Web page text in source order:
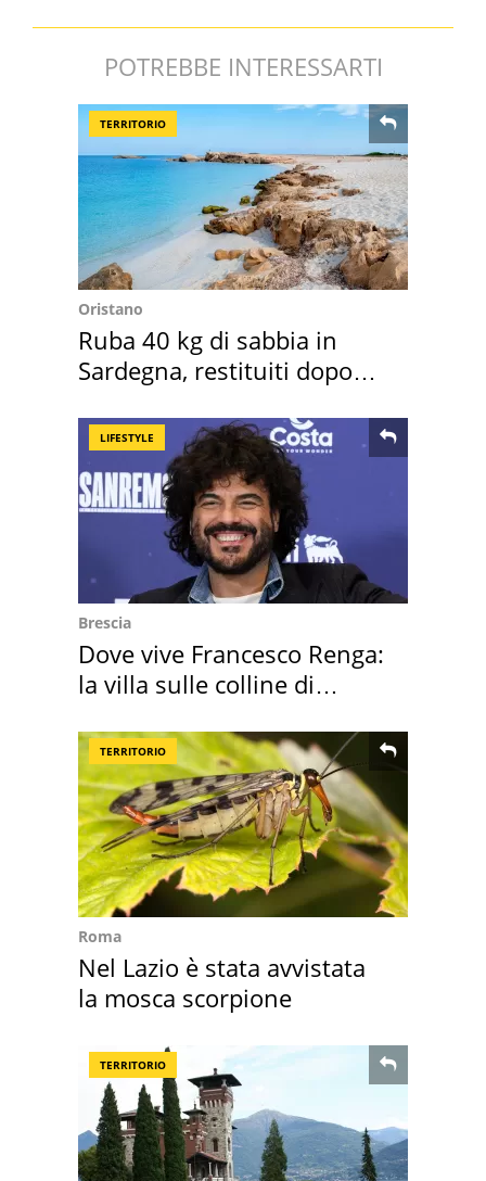
POTREBBE INTERESSARTI
TERRITORIO
Oristano
Ruba 40 kg di sabbia in
Sardegna, restituiti dopo
LIFESTYLE
Brescia
Dove vive Francesco Renga:
la villa sulle colline di
TERRITORIO
Roma
Nel Lazio è stata avvistata
la mosca scorpione
TERRITORIO